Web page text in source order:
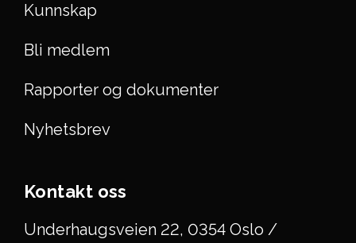
Kunnskap
Bli medlem
Rapporter og dokumenter
Nyhetsbrev
Kontakt oss
Underhaugsveien 22, 0354 Oslo /